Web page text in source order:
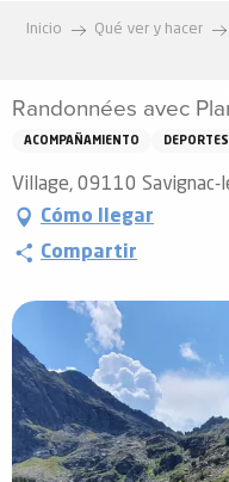
principal
Inicio Qué ver y hacer
Randonnées avec
ACOMPAÑAMIENTO
Village, 09110 Savignac-
Cómo llegar
Compartir